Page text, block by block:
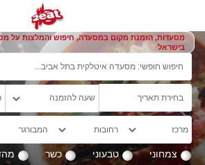
מסעדות, הזמנת מקום במסעדה, חיפוש והמלצות על
בישראל
צמחוני טבעוני כשר